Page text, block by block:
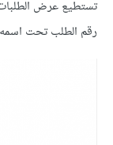
تستطيع عرض الطلبات
رقم الطلب تحت